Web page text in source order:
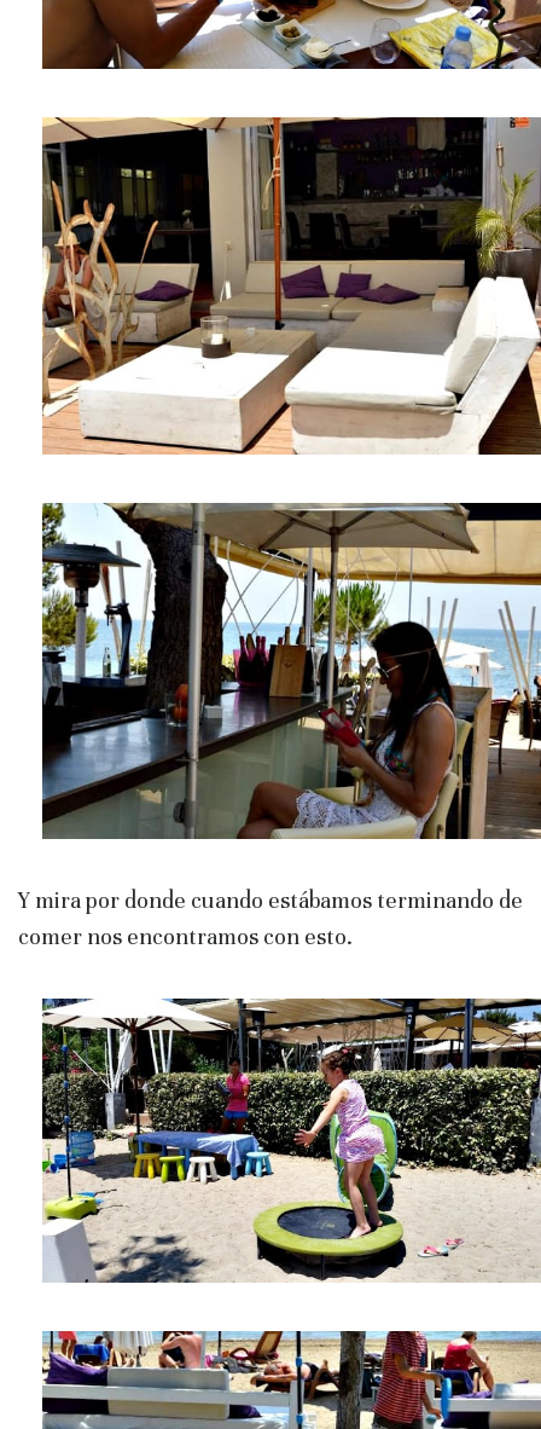
Y mira por donde cuando estábamos terminando de
comer nos encontramos con esto.